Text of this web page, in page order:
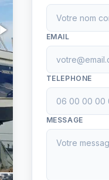
EMAIL
TELEPHONE
MESSAGE